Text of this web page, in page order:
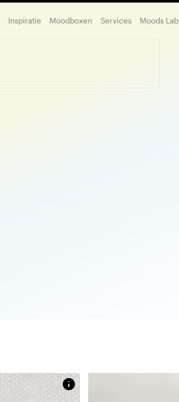
Inspiratie Moodboxen Services Moods Lab